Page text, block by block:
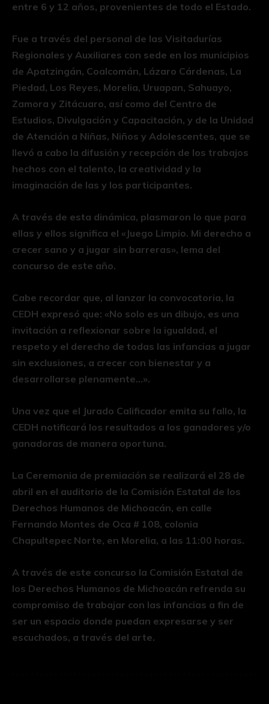
entre 6 y 12 años, provenientes de todo el Estado.
Fue a través del personal de las Visitadurías
Regionales y Auxiliares con sede en los municipios
de Apatzingán, Coalcomán, Lázaro Cárdenas, La
Piedad, Los Reyes, Morelia, Uruapan, Sahuayo,
Zamora y Zitácuaro, así como del Centro de
Estudios, Divulgación y Capacitación, y de la Unidad
de Atención a Niñas, Niños y Adolescentes, que se
llevó a cabo la difusión y recepción de los trabajos
hechos con el talento, la creatividad y la
imaginación de las y los participantes.
A través de esta dinámica, plasmaron lo que para
ellas y ellos significa el «Juego Limpio. Mi derecho a
crecer sano y a jugar sin barreras», lema del
concurso de este año.
Cabe recordar que, al lanzar la convocatoria, la
CEDH expresó que: «No solo es un dibujo, es una
invitación a reflexionar sobre la igualdad, el
respeto y el derecho de todas las infancias a jugar
sin exclusiones, a crecer con bienestar y a
desarrollarse plenamente…».
Una vez que el Jurado Calificador emita su fallo, la
CEDH notificará los resultados a los ganadores y/o
ganadoras de manera oportuna.
La Ceremonia de premiación se realizará el 28 de
abril en el auditorio de la Comisión Estatal de los
Derechos Humanos de Michoacán, en calle
Fernando Montes de Oca # 108, colonia
Chapultepec Norte, en Morelia, a las 11:00 horas.
A través de este concurso la Comisión Estatal de
los Derechos Humanos de Michoacán refrenda su
compromiso de trabajar con las infancias a fin de
ser un espacio donde puedan expresarse y ser
escuchados, a través del arte.